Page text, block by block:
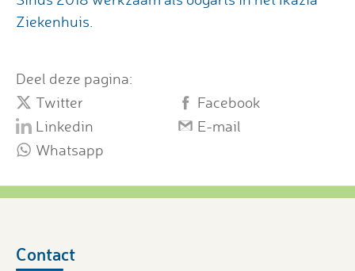
Ziekenhuis.
Deel deze pagina:
Twitter
Facebook
Linkedin
E-mail
Whatsapp
Contact